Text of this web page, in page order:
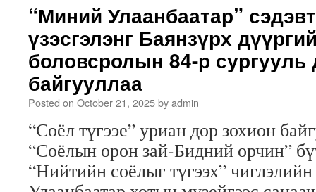
“Миний Улаанбаатар”
үзэсгэлэнг Баянзүрх
боловсролын 84-р сургууль
байгууллаа
Posted on October 21, 2025byadmin
“Соёл түгээе” уриан дор зохион
“Соёлын орон зай-Бидний орчин”
“Нийтийн соёлыг түгээх”